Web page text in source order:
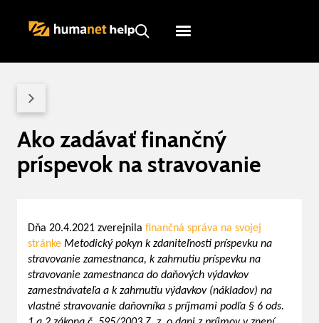
Humanet
Ako zadávať finančný
príspevok na stravovanie
Dňa 20.4.2021 zverejnila finančná správa na svojej
stránke Metodický pokyn k zdaniteľnosti príspevku na
stravovanie zamestnanca, k zahrnutiu príspevku na
stravovanie zamestnanca do daňových výdavkov
zamestnávateľa a k zahrnutiu výdavkov (nákladov) na
vlastné stravovanie daňovníka s príjmami podľa § 6 ods.